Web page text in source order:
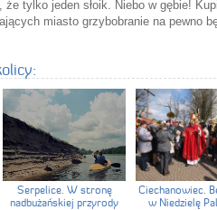
że tylko jeden słoik. Niebo w gębie!
miasto grzybobranie na pewno
Serpelice. W stronę
nadbużańskiej przyrody
Ciechanowiec.
w Niedzielę